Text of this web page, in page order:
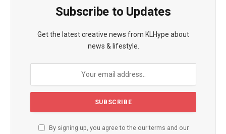
Subscribe to Updates
Get the latest creative news from KLHype about
news & lifestyle.
By signing up, you agree to the our terms and our